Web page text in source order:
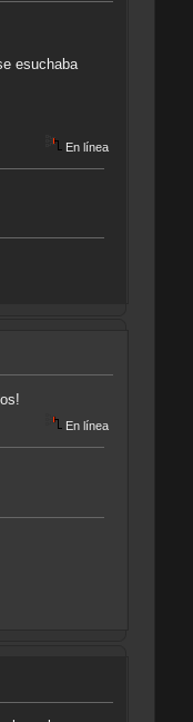
esuchaba
En línea
En línea